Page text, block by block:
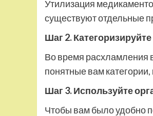
Утилизация
существуют отдельные
Шаг 2. Категоризируйте
Во время расхламления
понятные вам
Шаг 3. Используйте
Чтобы вам было удобно